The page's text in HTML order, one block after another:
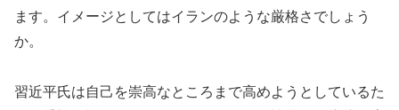
ます。イメージとしてはイランのような厳格さでしょう
か。
習近平氏は自己を崇高なところまで高めようとしているた